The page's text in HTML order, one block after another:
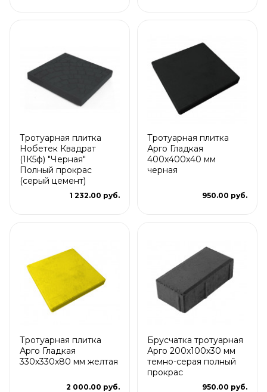
Тротуарная плитка
Нобетек Квадрат
(1К5ф) "Черная"
Полный прокрас
(серый цемент)
1 232.00 руб.
Тротуарная плитка
Арго Гладкая
400x400x40 мм
черная
950.00 руб.
Тротуарная плитка
Арго Гладкая
330x330x80 мм желтая
2 000.00 руб.
Брусчатка тротуарная
Арго 200x100x30 мм
темно-серая полный
прокрас
950.00 руб.